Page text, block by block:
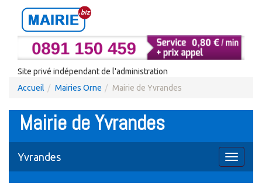
Site privé indépendant de l'administration
Accueil
Mairies Orne Mairie de Yvrandes
Mairie de Yvrandes
Toggle
Yvrandes